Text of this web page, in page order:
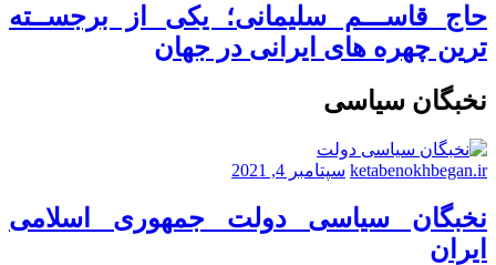
حاج قاســـم سلیمانی؛ یکی از برجســته
ترین چهره های ایرانی در جهان
نخبگان سیاسی
ketabenokhbegan.ir سپتامبر 4, 2021
نخبگان سیاسی دولت جمهوری اسلامی
ایران